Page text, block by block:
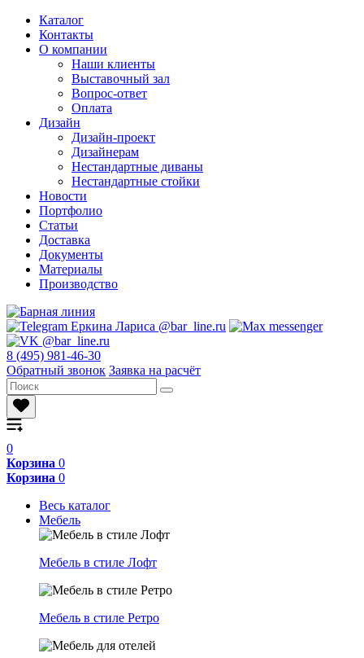
Каталог
Контакты
О компании
Наши клиенты
Выставочный зал
Вопрос-ответ
Оплата
Дизайн
Дизайн-проект
Дизайнерам
Нестандартные диваны
Нестандартные стойки
Новости
Портфолио
Статьи
Доставка
Документы
Материалы
Производство
8 (495) 981-46-30
Обратный звонок Заявка на расчёт
0
Корзина 0
Корзина 0
Весь каталог
Мебель
Мебель в стиле Лофт
Мебель в стиле Ретро